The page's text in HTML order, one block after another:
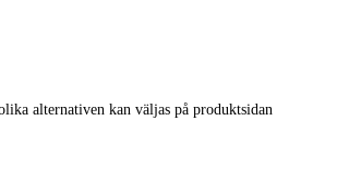
alternativen kan väljas på produktsidan